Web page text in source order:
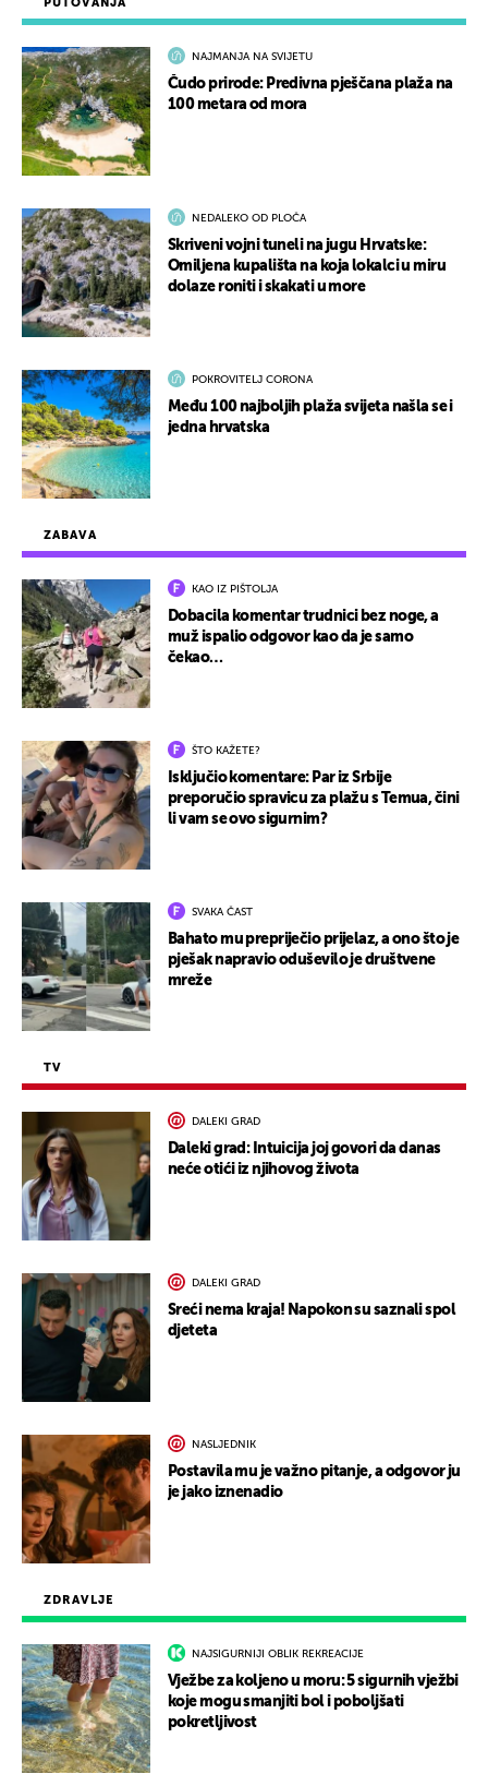
ZDRAVLJE
NAJSIGURNIJI OBLIK REKREACIJE
Vježbe za koljeno u moru: 5 sigurnih vježbi
koje mogu smanjiti bol i poboljšati
pokretljivost
ZABAVA
KAO IZ PIŠTOLJA
Dobacila komentar trudnici bez noge, a
muž ispalio odgovor kao da je samo
čekao…
ŠTO KAŽETE?
Isključio komentare: Par iz Srbije
preporučio spravicu za plažu s Temua, čini
li vam se ovo sigurnim?
SVAKA ČAST
Bahato mu prepriječio prijelaz, a ono što je
pješak napravio oduševilo je društvene
mreže
TV
DALEKI GRAD
Daleki grad: Intuicija joj govori da danas
neće otići iz njihovog života
DALEKI GRAD
Sreći nema kraja! Napokon su saznali spol
djeteta
NASLJEDNIK
Postavila mu je važno pitanje, a odgovor ju
je jako iznenadio
PUTOVANJA
NAJMANJA NA SVIJETU
Čudo prirode: Predivna pješčana plaža na
100 metara od mora
NEDALEKO OD PLOČA
Skriveni vojni tuneli na jugu Hrvatske:
Omiljena kupališta na koja lokalci u miru
dolaze roniti i skakati u more
POKROVITELJ CORONA
Među 100 najboljih plaža svijeta našla se i
jedna hrvatska